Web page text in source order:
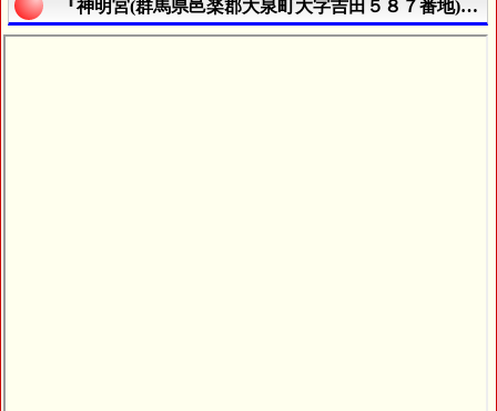
『神明宮(群馬県邑楽郡大泉町大字吉田５８７番地)』